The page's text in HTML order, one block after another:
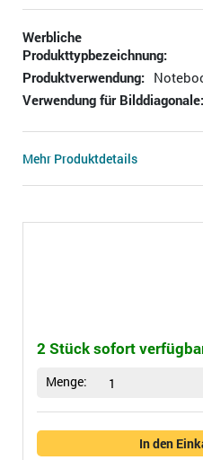
Werbliche
Produkttypbezeichnung:
Produktverwendung:
Verwendung für Bilddiagonale:
Mehr Produktdetails
2 Stück sofort
Menge: 1
In den